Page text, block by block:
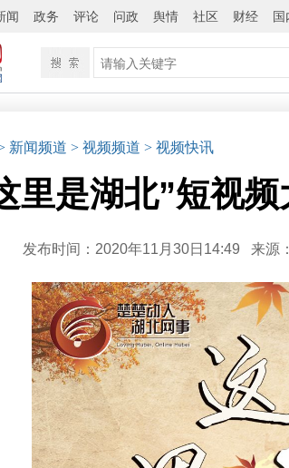
闻 政务 评论 问政 舆情 社区 财经 国
新闻频道 > 视频频道 > 视频快讯
里是湖北”短视
发布时间：2020年11月30日14:49 来源：